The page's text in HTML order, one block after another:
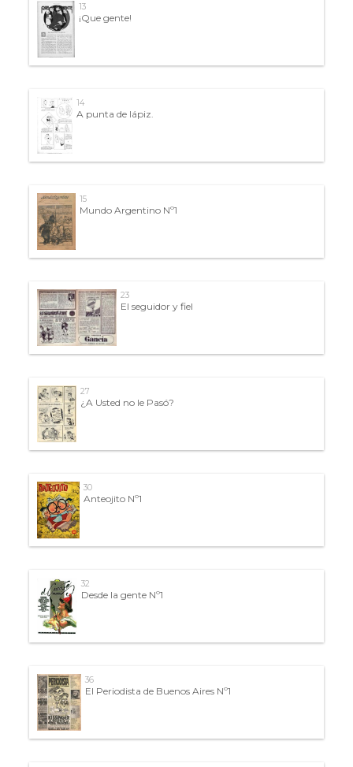
13
¡Que gente!
14
A punta de lápiz.
15
Mundo Argentino Nº1
23
El seguidor y fiel
27
¿A Usted no le Pasó?
30
Anteojito Nº1
32
Desde la gente Nº1
36
El Periodista de Buenos Aires Nº1